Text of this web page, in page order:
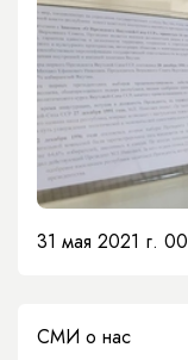
31 мая 2021 г.
СМИ о нас